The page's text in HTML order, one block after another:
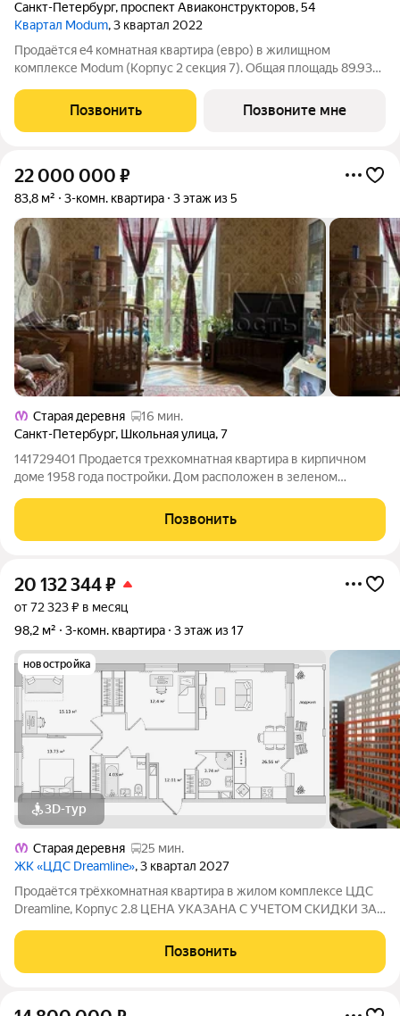
Санкт-Петербург, проспект Авиаконструкторов,54
Квартал Modum, 3 квартал 2022
Продаётся e4 комнатная квартира (евро) в жилищном
комплексе Modum (Корпус 2 секция 7). Общая площадь 89.93
санузла. Квартира расположена на 12 этаже 12 этажного дома.
Сдается с отделкой.
Позвонить Позвоните мне
22 000 000 ₽
83,8 м² 3-комн. квартира 3 этаж из 5
Старая деревня
16 мин.
Санкт-Петербург, Школьная улица,7
141729401 Продается трехкомнатная квартира в кирпичном
доме 1958 года постройки. Дом расположен в зеленом
станции метро "Черная речка". В квартире требуется ремонт,
зато можно реализовать свои
Позвонить
20 132 344₽
от 72 323 ₽ в месяц
98,2 м²
3-комн. квартира 3 этаж из 17
новостройка
3D-тур
Старая деревня
25 мин.
ЖК «ЦДС Dreamline», 3 квартал 2027
Продаётся трёхкомнатная квартира в жилом комплексе ЦДС
Dreamline, Корпус 2.8 ЦЕНА УКАЗАНА С УЧЕТОМ СКИДКИ ЗА
сертификат новосела в магазин ХОФФ на сумму 50 000
рублей. Им можно оплатить не
Позвонить